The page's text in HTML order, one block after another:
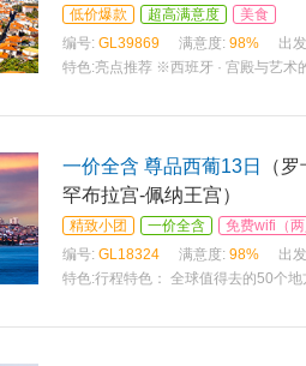
低价爆款 超高满意度
美食
编号: GL39869 满意度: 98%
出
特色:亮点推荐 ※西班牙 · 宫殿与艺术
一价全含 尊品西葡13日
（
罕布拉宫-佩纳王宫）
精致小团 一价全含
免费wifi（
编号: GL18324 满意度: 98%
出
特色:行程特色： 全球值得去的50个